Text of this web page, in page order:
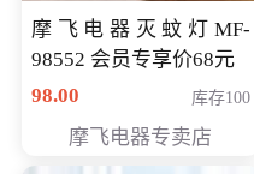
摩飞电器灭蚊灯MF-
98552 会员专享价68元
98.00
库存100
摩飞电器专卖店